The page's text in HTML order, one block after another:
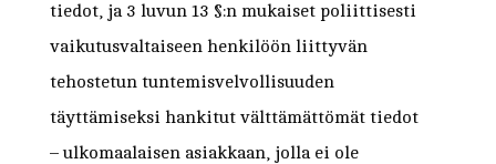
tiedot, ja 3 luvun 13 §:n mukaiset poliittisesti
vaikutusvaltaiseen henkilöön liittyvän
tehostetun tuntemisvelvollisuuden
täyttämiseksi hankitut välttämättömät tiedot
– ulkomaalaisen asiakkaan, jolla ei ole